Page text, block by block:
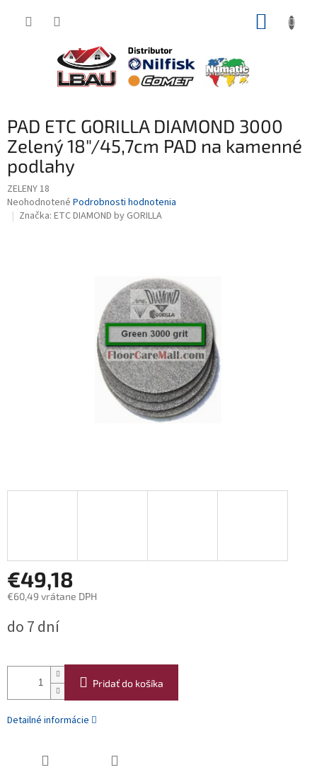
PAD ETC GORILLA DIAMOND 3000
Zelený 18"/45,7cm PAD na kamenné
podlahy
ZELENY 18
Priemerné
hodnotenie
Neohodnotené Podrobnosti hodnotenia
Značka: ETC DIAMOND by GORILLA
€49,18
€60,49 vrátane DPH
cena:
do 7 dní
Pridať do košíka
Detailné informácie